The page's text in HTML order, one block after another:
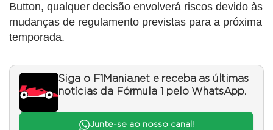
Button, qualquer decisão envolverá riscos devido às
mudanças de regulamento previstas para a próxima
temporada.
Siga o F1Mania.net e receba as últimas
notícias da Fórmula 1 pelo WhatsApp.
Junte-se ao nosso canal!